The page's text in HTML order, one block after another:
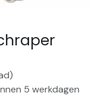
5 werkdagen